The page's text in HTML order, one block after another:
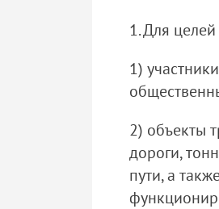
1. Для
1)
2) объекты
дороги,
пути, а